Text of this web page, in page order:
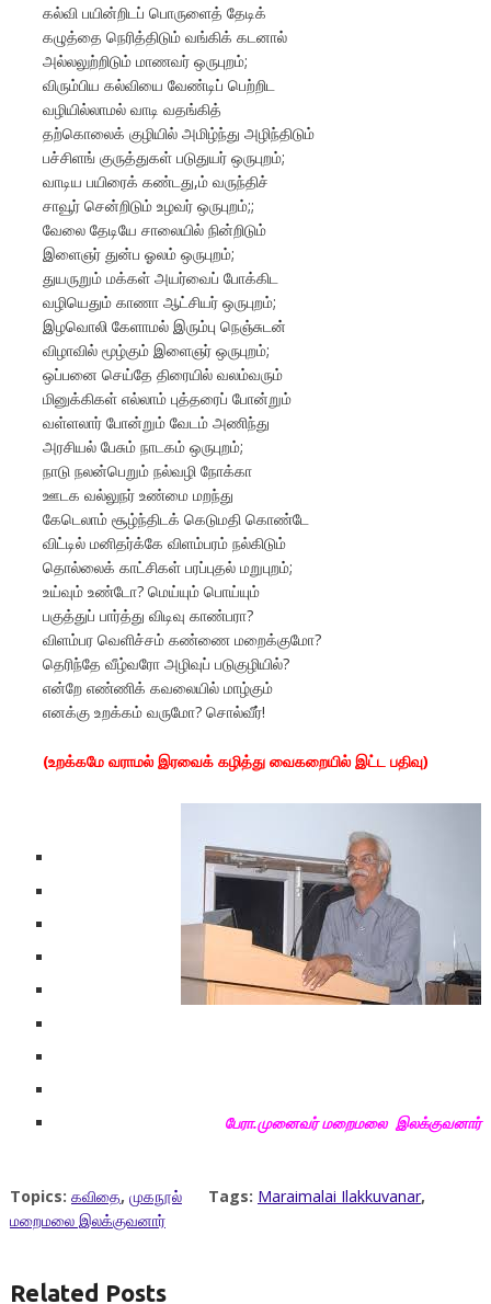
கல்வி பயின்றிடப் பொருளைத் தேடிக்
கழுத்தை நெரித்திடும் வங்கிக் கடனால்
அல்லலுற்றிடும் மாணவர் ஒருபுறம்;
விரும்பிய கல்வியை வேண்டிப் பெற்றிட
வழியில்லாமல் வாடி வதங்கித்
தற்கொலைக் குழியில் அமிழ்ந்து அழிந்திடும்
பச்சிளங் குருத்துகள் படுதுயர் ஒருபுறம்;
வாடிய பயிரைக் கண்டது,ம் வருந்திச்
சாவூர் சென்றிடும் உழவர் ஒருபுறம்;;
வேலை தேடியே சாலையில் நின்றிடும்
இளைஞர் துன்ப ஓலம் ஒருபுறம்;
துயருறும் மக்கள் அயர்வைப் போக்கிட
வழியெதும் காணா ஆட்சியர் ஒருபுறம்;
இழவொலி கேளாமல் இரும்பு நெஞ்சுடன்
விழாவில் மூழ்கும் இளைஞர் ஒருபுறம்;
ஒப்பனை செய்தே திரையில் வலம்வரும்
மினுக்கிகள் எல்லாம் புத்தரைப் போன்றும்
வள்ளலார் போன்றும் வேடம் அணிந்து
அரசியல் பேசும் நாடகம் ஒருபுறம்;
நாடு நலன்பெறும் நல்வழி நோக்கா
ஊடக வல்லுநர் உண்மை மறந்து
கேடெலாம் சூழ்ந்திடக் கெடுமதி கொண்டே
விட்டில் மனிதர்க்கே விளம்பரம் நல்கிடும்
தொல்லைக் காட்சிகள் பரப்புதல் மறுபுறம்;
உய்வும் உண்டோ? மெய்யும் பொய்யும்
பகுத்துப் பார்த்து விடிவு காண்பரா?
விளம்பர வெளிச்சம் கண்ணை மறைக்குமோ?
தெரிந்தே வீழ்வரோ அழிவுப் படுகுழியில்?
என்றே எண்ணிக் கவலையில் மாழ்கும்
எனக்கு உறக்கம் வருமோ? சொல்வீர்!
(உறக்கமே வராமல் இரவைக் கழித்து வைகறையில் இட்ட பதிவு)
பேரா.முனைவர் மறைமலை இலக்குவனார்
Topics: கவிதை, முகநூல் Tags: Maraimalai Ilakkuvanar,
மறைமலை இலக்குவனார்
Related Posts